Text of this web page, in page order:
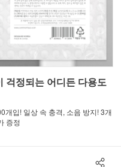
걱정되는 어디든 다용도
입! 일상 속 충격, 소음 방지! 3개
증정